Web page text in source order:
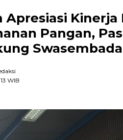
Kinerja
Pangan,
WIB